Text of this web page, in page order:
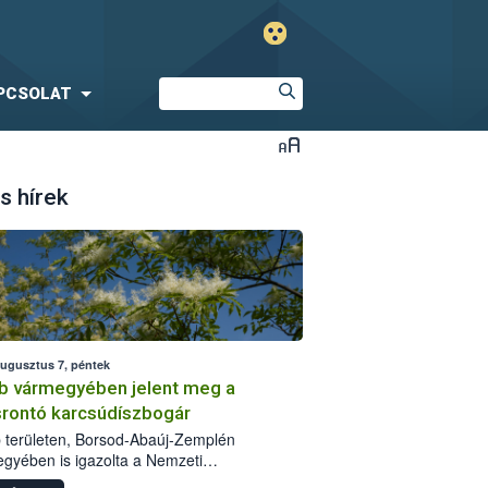
hírek
7, péntek
vármegyében jelent meg a
karcsúdíszbogár
területen, Borsod-Abaúj-Zemplén
is igazolta a Nemzeti
biztonsági Hivatal (Nébih) a